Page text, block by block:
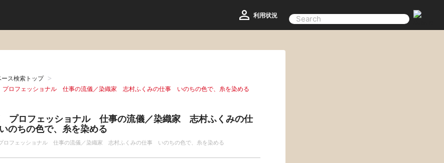
利用状況
ス検索トップ
ロフェッショナル 仕事の流儀／染織家 志村ふくみの仕事 いのちの色で、糸を染める
プロフェッショナル 仕事の流儀／染織家 志村ふくみの仕
のちの色で、糸を染める
フェッショナル 仕事の流儀／染織家 志村ふくみの仕事 いのちの色で、糸を染める